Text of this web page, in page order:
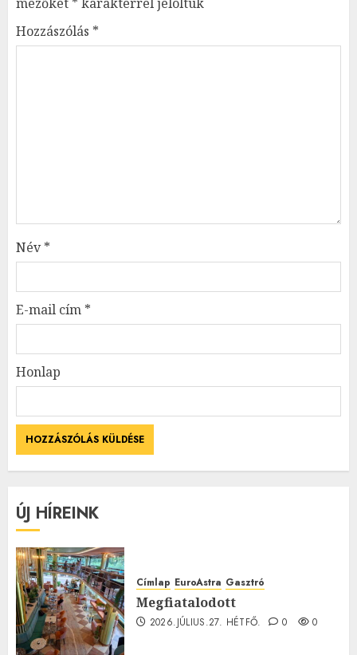
Hozzászólás *
Név*
E-mail cím *
Honlap
ÚJ HÍREINK
Címlap EuroAstra Gasztró
Megfiatalodott
2026.JÚLIUS.27. HÉTFŐ. 0 0